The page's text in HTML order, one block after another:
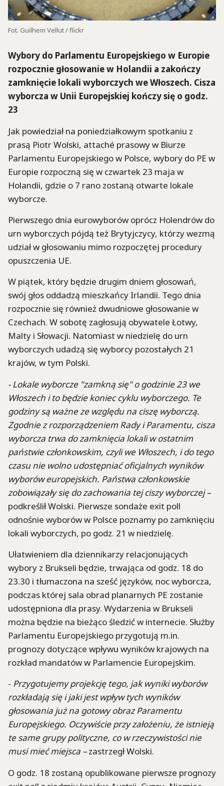
Fot. Guilhem Vellut / flickr
Wybory do Parlamentu Europejskiego w Europie
rozpocznie głosowanie w Holandii a zakończy
zamknięcie lokali wyborczych we Włoszech. Cisza
wyborcza w Unii Europejskiej kończy się o godz.
23
Jak powiedział na poniedziałkowym spotkaniu z
prasą Piotr Wolski, attaché prasowy w Biurze
Parlamentu Europejskiego w Polsce, wybory do PE w
Europie rozpoczną się w czwartek 23 maja w
Holandii, gdzie o 7 rano zostaną otwarte lokale
wyborcze.
Pierwszego dnia eurowyborów oprócz Holendrów do
urn wyborczych pójdą też Brytyjczycy, którzy wezmą
udział w głosowaniu mimo rozpoczętej procedury
opuszczenia UE.
W piątek, który będzie drugim dniem głosowań,
swój głos oddadzą mieszkańcy Irlandii. Tego dnia
rozpocznie się również dwudniowe głosowanie w
Czechach. W sobotę zagłosują obywatele Łotwy,
Malty i Słowacji. Natomiast w niedzielę do urn
wyborczych udadzą się wyborcy pozostałych 21
krajów, w tym Polski.
- Lokale wyborcze "zamkną się" o godzinie 23 we
Włoszech i to będzie koniec cyklu wyborczego. Te
godziny są ważne ze względu na ciszę wyborczą.
Zgodnie z rozporządzeniem Rady i Paramentu, cisza
wyborcza trwa do zamknięcia lokali w ostatnim
państwie członkowskim, czyli we Włoszech, i do tego
czasu nie wolno udostępniać oficjalnych wyników
wyborów europejskich. Państwa członkowskie
zobowiązały się do zachowania tej ciszy wyborczej –
podkreślił Wolski. Pierwsze sondaże exit poll
odnośnie wyborów w Polsce poznamy po zamknięciu
lokali wyborczych, po godz. 21 w niedzielę.
Ułatwieniem dla dziennikarzy relacjonujących
wybory z Brukseli będzie, trwająca od godz. 18 do
23.30 i tłumaczona na sześć języków, noc wyborcza,
podczas której sala obrad planarnych PE zostanie
udostępniona dla prasy. Wydarzenia w Brukseli
można będzie na bieżąco śledzić w internecie. Służby
Parlamentu Europejskiego przygotują m.in.
prognozy dotyczące wpływu wyników krajowych na
rozkład mandatów w Parlamencie Europejskim.
- Przygotujemy projekcję tego, jak wyniki wyborów
rozkładają się i jaki jest wpływ tych wyników
głosowania już na gotowy obraz Paramentu
Europejskiego. Oczywiście przy założeniu, że istnieją
te same grupy polityczne, co w rzeczywistości nie
musi mieć miejsca –zastrzegł Wolski.
O godz. 18 zostaną opublikowane pierwsze prognozy